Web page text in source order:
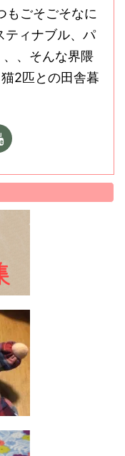
もごそごそなに
ティナブル、パ
、そんな界隈
2匹との田舎暮